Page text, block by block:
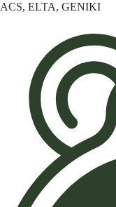
ACS, ELTA, GENIKI